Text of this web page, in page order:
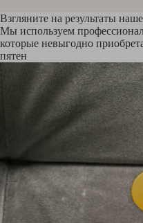
Взгляните на результаты
Мы используем
которые невыгодно
пятен